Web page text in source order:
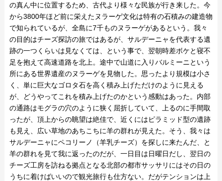
の真ん中に位置するため、古代より様々な民族が行き来した。今
から3800年ほど前に栄えたヌラーゲ文化は特有の石積みの建造物
で知られているが、全島に7千ものヌラーゲがあるという。我々
の目的はチーズ探訪の旅ではあるが、サルデーニャを代表する遺
跡の一つくらいは見なくては、という事で、翌朝時差ボケと寝不
足を抱えて高速道路を北上。途中で山道に入りバルミーニという
所にある世界遺産のヌラーゲを見物した。思ったより規模は小さ
く、単に巨大なゴロタ石を高く積み上げただけのように見える
が、どうやってこれを積み上げたのかという感動はあった。内部
の通路はモグラの穴のように狭く屈折していて、上るのに手間取
ったが、頂上からの眺望は絶佳で、近くにはピラミッド型の遺跡
も見え、広い草地のあちこちに羊の群れが見えた。そう、我々は
サルデーニャにペコリーノ（羊乳チーズ）を探しに来たんだ、と
羊の群れを見て我に返ったのだが、一日目は日曜日だし、翌日の
チーズ工房を訪ねる拠点となる北部の都市サッサリにはその日の
うちに着けばいいので観光旅行も仕方ない。だがテンションは上